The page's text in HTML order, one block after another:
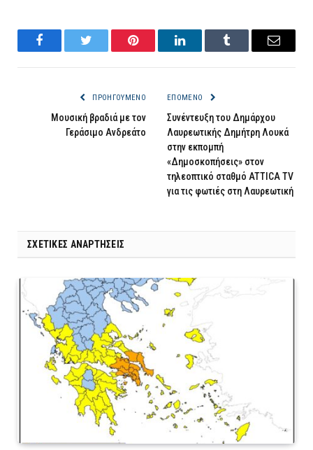
FacebookTwitter Pinterest LinkedInTumblr Email
ΠΡΟΗΓΟΎΜΕΝΟ
Μουσική βραδιά με τον
Γεράσιμο Ανδρεάτο
ΕΠΌΜΕΝΟ
Συνέντευξη του Δημάρχου
Λαυρεωτικής Δημήτρη Λουκά
στην εκπομπή
«Δημοσκοπήσεις» στον
τηλεοπτικό σταθμό ATTICA TV
για τις φωτιές στη Λαυρεωτική
ΣΧΕΤΙΚΈΣ ΑΝΑΡΤΉΣΕΙΣ